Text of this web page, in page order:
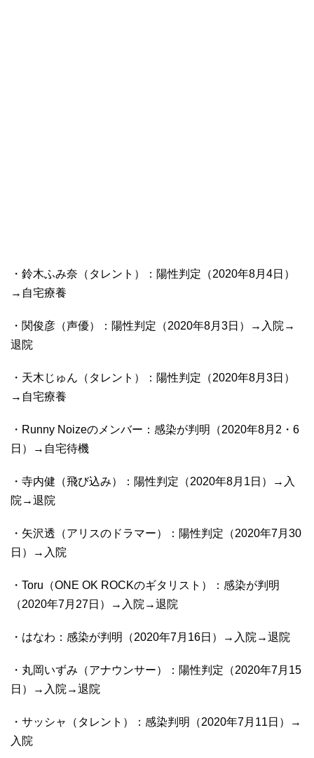
・鈴木ふみ奈（タレント）：陽性判定（2020年8月4日）
→自宅療養
・関俊彦（声優）：陽性判定（2020年8月3日）→入院→
退院
・天木じゅん（タレント）：陽性判定（2020年8月3日）
→自宅療養
・Runny Noizeのメンバー：感染が判明（2020年8月2・6
日）→自宅待機
・寺内健（飛び込み）：陽性判定（2020年8月1日）→入
院→退院
・矢沢透（アリスのドラマー）：陽性判定（2020年7月30
日）→入院
・Toru（ONE OK ROCKのギタリスト）：感染が判明
（2020年7月27日）→入院→退院
・はなわ：感染が判明（2020年7月16日）→入院→退院
・丸岡いずみ（アナウンサー）：陽性判定（2020年7月15
日）→入院→退院
・サッシャ（タレント）：感染判明（2020年7月11日）→
入院